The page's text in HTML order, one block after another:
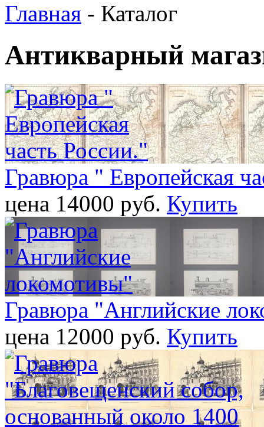
Главная - Каталог
Антикварный
Гравюра " Европейская
цена 14000 pуб. Купить
Гравюра "Английские
цена 12000 pуб. Купить